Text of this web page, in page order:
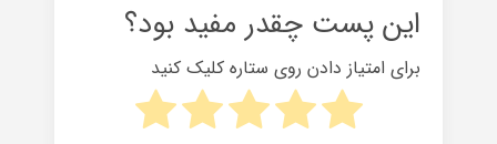
این پست چقدر مفید بود؟
برای امتیاز دادن روی ستاره کلیک کنید